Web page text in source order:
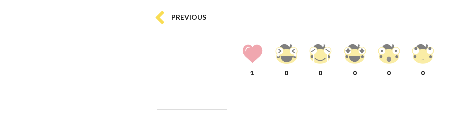
PREVIOUS
1 0 0 0 0 0